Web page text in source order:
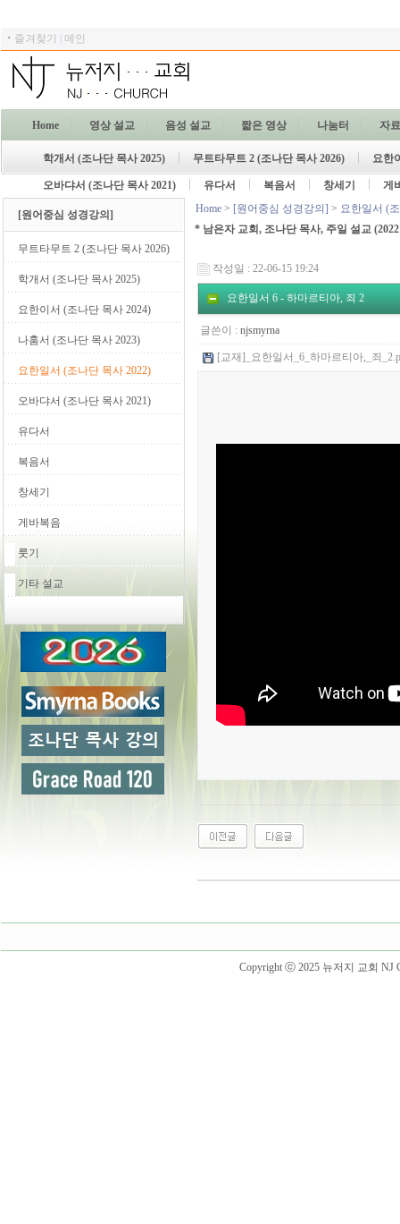
ㆍ 즐겨찾기 메인
Home 영상 설교 음성 설교 짧은 영상 나눔터 자
학개서 (조나단 목사 2025) 무트타무트 2 (조나단 목사 2026) 요한
오바댜서 (조나단 목사 2021) 유다서 복음서 창세기 게
[원어중심 성경강의]
무트타무트 2 (조나단 목사 2026)
학개서 (조나단 목사 2025)
요한이서 (조나단 목사 2024)
나훔서 (조나단 목사 2023)
요한일서 (조나단 목사 2022)
오바댜서 (조나단 목사 2021)
유다서
복음서
창세기
게바복음
룻기
기타 설교
Home > [원어중심 성경강의] > 요한일서 (
* 남은자 교회, 조나단 목사, 주일 설교
작성일 : 22-06-15 19:24
요한일서 6 - 하마르티아, 죄 2
글쓴이 : njsmyrna
[교재]_요한일서_6_하마르티아,_죄
Copyright ⓒ 2025 뉴저지 교회 NJ